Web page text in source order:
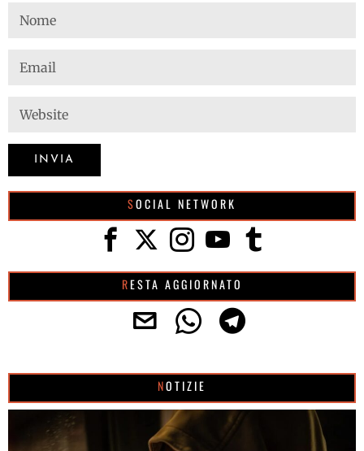
SOCIAL NETWORK
RESTA AGGIORNATO
NOTIZIE